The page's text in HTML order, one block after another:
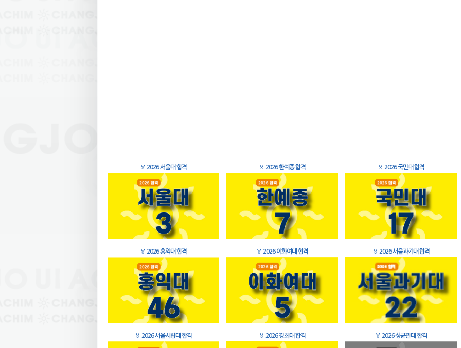
🏅 2026 서울대 합격 🏅 2026 한예종 합격 🏅 2026 국민대 합격
🏅 2026 홍익대 합격 🏅 2026 이화여대 합격 🏅 2026 서울과기대 합격
🏅 2026 서울시립대 합격 🏅 2026 경희대 합격 🏅 2026 성균관대 합격